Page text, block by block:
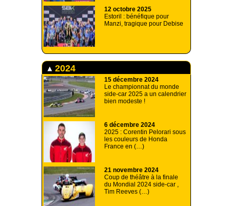
12 octobre 2025
Estoril : bénéfique pour
Manzi, tragique pour Debise
2024
15 décembre 2024
Le championnat du monde
side-car 2025 a un calendrier
bien modeste !
6 décembre 2024
2025 : Corentin Pelorari sous
les couleurs de Honda
France en (…)
21 novembre 2024
Coup de théâtre à la finale
du Mondial 2024 side-car ,
Tim Reeves (…)